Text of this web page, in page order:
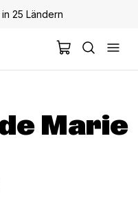
25 Ländern
Marie